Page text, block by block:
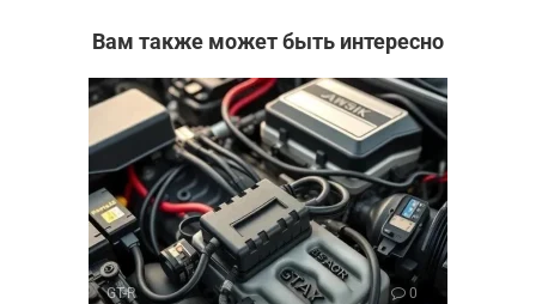
Вам также может быть интересно
GT-R 0